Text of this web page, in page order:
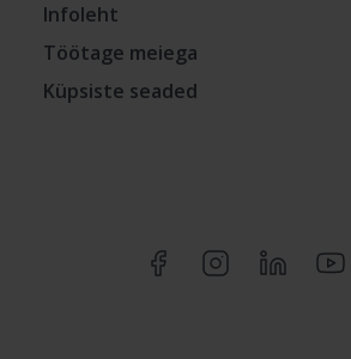
Infoleht
Töötage meiega
Küpsiste seaded